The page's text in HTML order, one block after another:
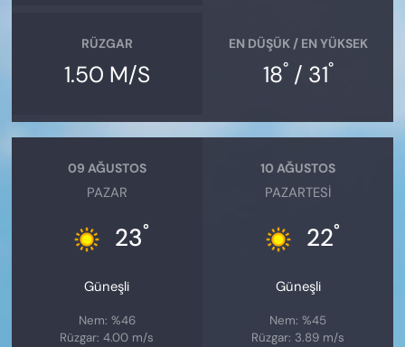
RÜZGAR
1.50 M/S
EN DÜŞÜK / EN YÜKSEK
18°/ 31°
09 AĞUSTOS
PAZAR
23°
Güneşli
Nem: %46
Rüzgar: 4.00 m/s
10 AĞUSTOS
PAZARTESI
22°
Güneşli
Nem: %45
Rüzgar: 3.89 m/s